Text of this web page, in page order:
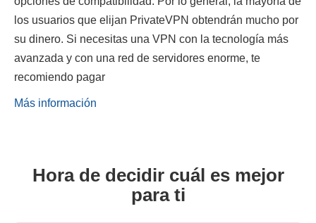
los usuarios que elijan PrivateVPN obtendrán mucho por
su dinero. Si necesitas una VPN con la tecnología más
avanzada y con una red de servidores enorme, te
recomiendo pagar
Más información
Hora de decidir cuál es mejor
para ti